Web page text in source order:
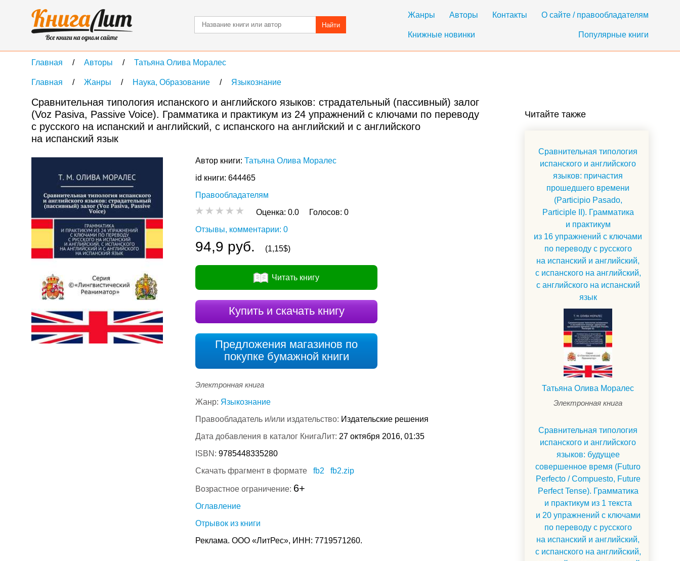
Жанры Авторы Контакты О сайте / правообладателям
Книжные новинки Популярные книги
Найти
Главная Авторы Татьяна Олива Моралес
Главная Жанры Наука, Образование Языкознание
Сравнительная типология испанского и английского языков: страдательный (пассивный) залог
(Voz Pasiva, Passive Voice). Грамматика и практикум из 24 упражнений с ключами по переводу
с русского на испанский и английский, с испанского на английский и с английского
на испанский язык
Автор книги: Татьяна Олива Моралес
id книги: 644465
Правообладателям
Оценка: 0.0 Голосов: 0
Отзывы, комментарии: 0
94,9 руб. (1,15$)
Читать книгу
Купить и скачать книгу
Предложения магазинов по
покупке бумажной книги
Электронная книга
Жанр: Языкознание
Правообладатель и/или издательство: Издательские решения
Дата добавления в каталог КнигаЛит: 27 октября 2016, 01:35
ISBN: 9785448335280
Скачать фрагмент в формате
fb2 fb2.zip
Возрастное ограничение: 6+
Оглавление
Отрывок из книги
Реклама. ООО «ЛитРес», ИНН: 7719571260.
Читайте также
Сравнительная типология
испанского и английского
языков: причастия
прошедшего времени
(Participio Pasado,
Participle II). Грамматика
и практикум
из 16 упражнений с ключами
по переводу с русского
на испанский и английский,
с испанского на английский,
с английского на испанский
язык
Татьяна Олива Моралес
Электронная книга
Сравнительная типология
испанского и английского
языков: будущее
совершенное время (Futuro
Perfecto / Compuesto, Future
Perfect Tense). Грамматика
и практикум из 1 текста
и 20 упражнений с ключами
по переводу с русского
на испанский и английский,
с испанского на английский,